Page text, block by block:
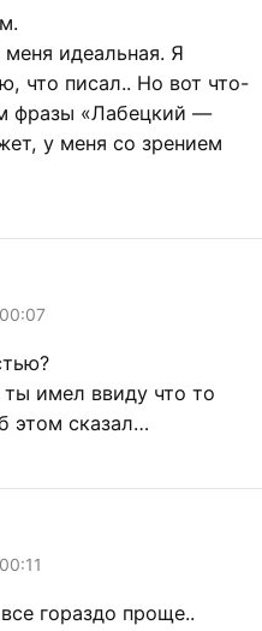
идеальная. Я
что писал.. Но вот что-
фразы «Лабецкий —
у меня со зрением
имел ввиду что то
этом сказал…
гораздо проще..